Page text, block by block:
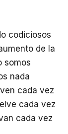
codiciosos
de la
somos
nada
cada vez
cada vez
cada vez